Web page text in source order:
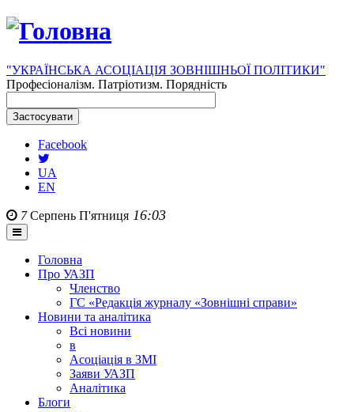
"УКРАЇНСЬКА АСОЦІАЦІЯ ЗОВНІШНЬОЇ ПОЛІТИКИ"
Професіоналізм. Патріотизм. Порядність
Facebook
UA
EN
7Серпень П'ятниця 16:03
Головна
Про УАЗП
Членство
ГС «Редакція журналу «Зовнішні справи»
Новини та аналітика
Всі новини
в
Асоціація в ЗМІ
Заяви УАЗП
Аналітика
Блоги